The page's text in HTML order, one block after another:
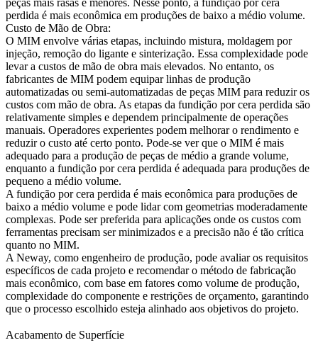
perdida é mais econômica em produções de baixo a médio volume.
Custo de Mão de Obra:
O MIM envolve várias etapas, incluindo mistura, moldagem por
injeção, remoção do ligante e sinterização. Essa complexidade pode
levar a custos de mão de obra mais elevados. No entanto, os
fabricantes de MIM podem equipar linhas de produção
automatizadas ou semi-automatizadas de peças MIM para reduzir os
custos com mão de obra. As etapas da fundição por cera perdida são
relativamente simples e dependem principalmente de operações
manuais. Operadores experientes podem melhorar o rendimento e
reduzir o custo até certo ponto. Pode-se ver que o MIM é mais
adequado para a produção de peças de médio a grande volume,
enquanto a fundição por cera perdida é adequada para produções de
pequeno a médio volume.
A fundição por cera perdida é mais econômica para produções de
baixo a médio volume e pode lidar com geometrias moderadamente
complexas. Pode ser preferida para aplicações onde os custos com
ferramentas precisam ser minimizados e a precisão não é tão crítica
quanto no MIM.
A Neway, como engenheiro de produção, pode avaliar os requisitos
específicos de cada projeto e recomendar o método de fabricação
mais econômico, com base em fatores como volume de produção,
complexidade do componente e restrições de orçamento, garantindo
que o processo escolhido esteja alinhado aos objetivos do projeto.
Acabamento de Superfície